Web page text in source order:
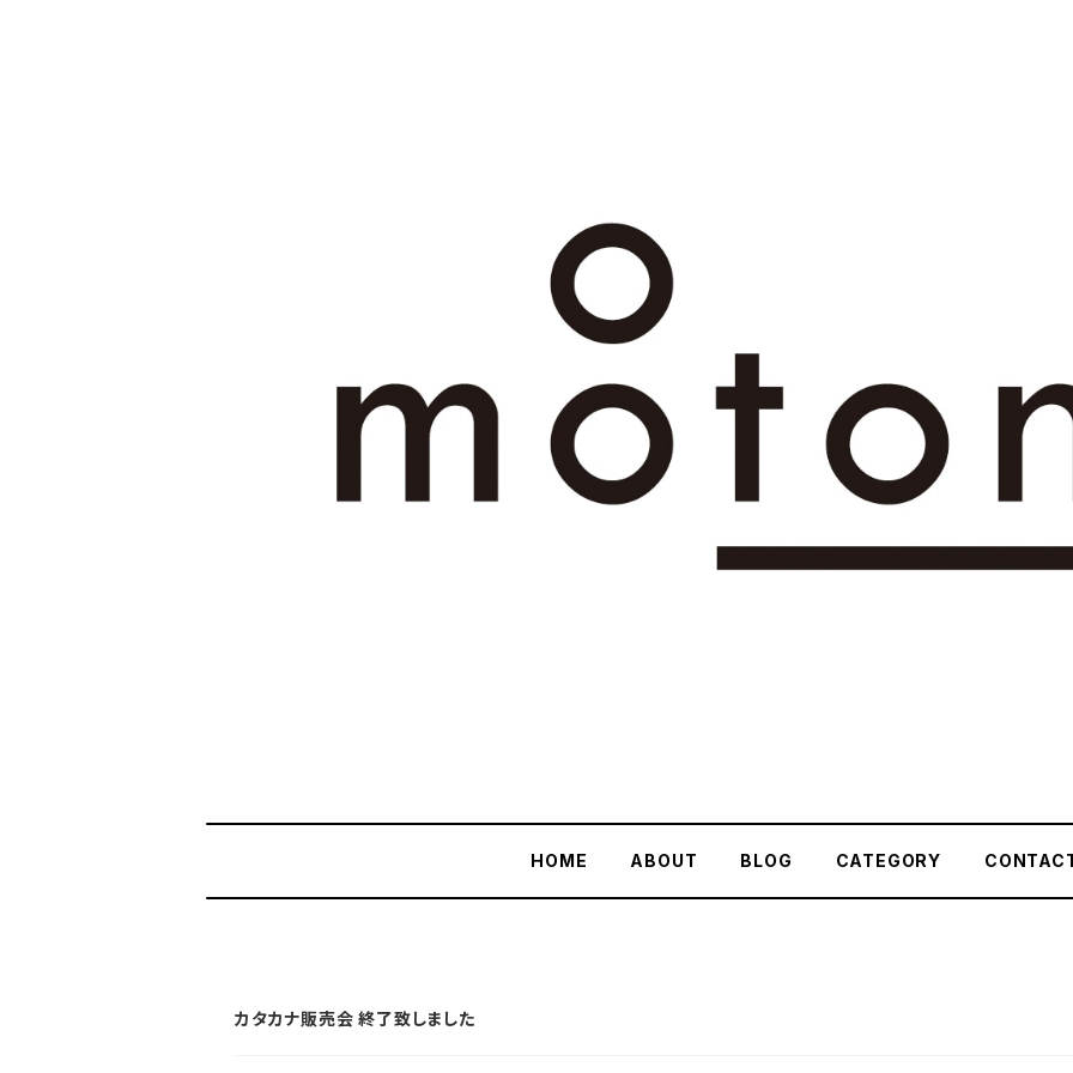
HOME ABOUT BLOG CATEGORY
カタカナ販売会 終了致しました